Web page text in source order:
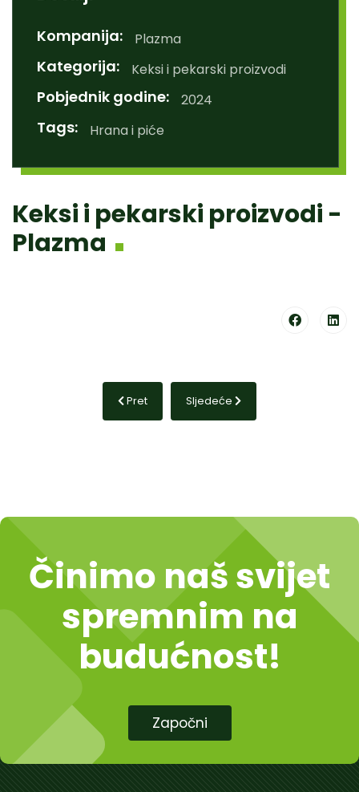
Kompanija: Plazma
Kategorija: Keksi i pekarski proizvodi
Pobjednik godine: 2024
Tags: Hrana i piće
Keksi i pekarski proizvodi -
Plazma
Prethodni članak: Kartična kuća - Mastercard
Pret Sljedeći članak: Kvartovski
Sljedeće
Činimo naš svijet
spremnim na
budućnost!
Započni